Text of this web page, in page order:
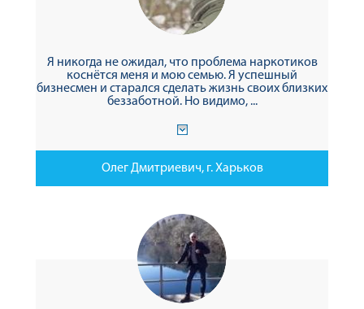
Я никогда не ожидал, что проблема наркотиков
коснётся меня и мою семью. Я успешный
бизнесмен и старался сделать жизнь своих близких
беззаботной. Но видимо, ...
Олег Дмитриевич, г. Харьков